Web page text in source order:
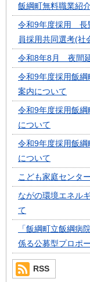
飯綱町無料職業紹
令和9年度採用 長
員採用共同選考(社
令和8年8月 夜間
令和9年度採用飯
案内について
令和9年度採用飯
について
令和9年度採用飯
について
こども家庭センタ
ながの環境エネル
て
「飯綱町立飯綱病
係る公募型プロポ
RSS